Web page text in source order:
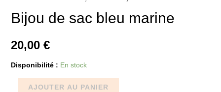
Bijou de sac bleu marine
20,00 €
Disponibilité : En stock
AJOUTER AU PANIER